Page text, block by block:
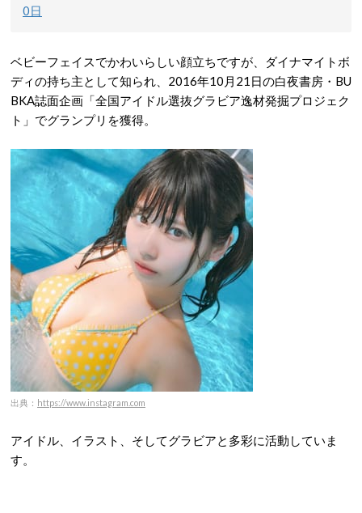
0日
ベビーフェイスでかわいらしい顔立ちですが、ダイナマイトボ
ディの持ち主として知られ、2016年10月21日の白夜書房・BU
BKA誌面企画「全国アイドル選抜グラビア逸材発掘プロジェク
ト」でグランプリを獲得。
出典： https://www.instagram.com
アイドル、イラスト、そしてグラビアと多彩に活動していま
す。